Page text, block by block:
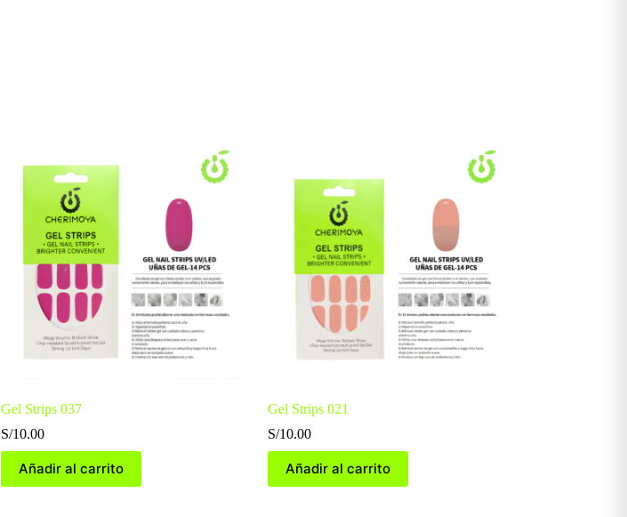
Gel Strips 037
S/10.00
Añadir al carrito
Gel Strips 021
S/10.00
Añadir al carrito